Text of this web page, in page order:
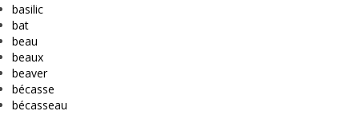
basilic
bat
beau
beaux
beaver
bécasse
bécasseau